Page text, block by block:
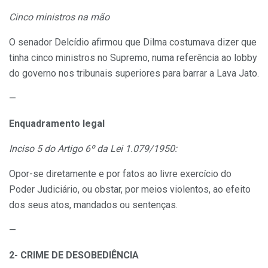
Cinco ministros na mão
O senador Delcídio afirmou que Dilma costumava dizer que
tinha cinco ministros no Supremo, numa referência ao lobby
do governo nos tribunais superiores para barrar a Lava Jato.
—
Enquadramento legal
Inciso 5 do Artigo 6º da Lei 1.079/1950:
Opor-se diretamente e por fatos ao livre exercício do
Poder Judiciário, ou obstar, por meios violentos, ao efeito
dos seus atos, mandados ou sentenças.
—
2- CRIME DE DESOBEDIÊNCIA